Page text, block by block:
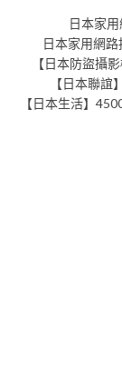
日本家
日本家用網
【日本防盜攝
【日本聯誼
【日本生活】